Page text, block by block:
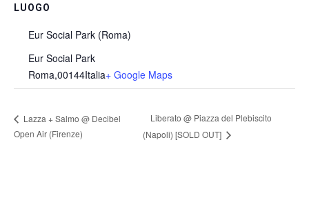
LUOGO
Eur Social Park (Roma)
Eur Social Park
Roma,00144Italia+ Google Maps
Lazza + Salmo @ Decibel
Open Air (Firenze)
Liberato @ Piazza del Plebiscito
(Napoli) [SOLD OUT]